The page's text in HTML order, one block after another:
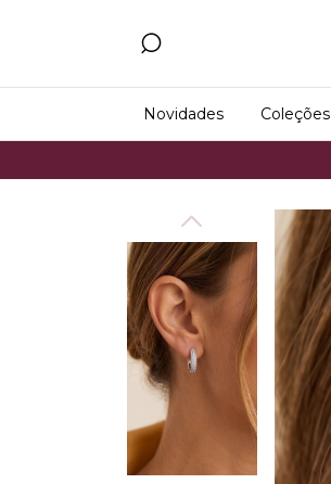
Novidades Coleções